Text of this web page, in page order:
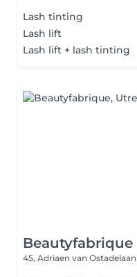
Lash tinting
Lash lift
Lash lift + lash tinting
Beautyfabrique
45, Adriaen van Ostadelaan